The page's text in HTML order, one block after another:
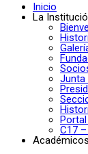
Inicio
La
Junta
C17
Académicos